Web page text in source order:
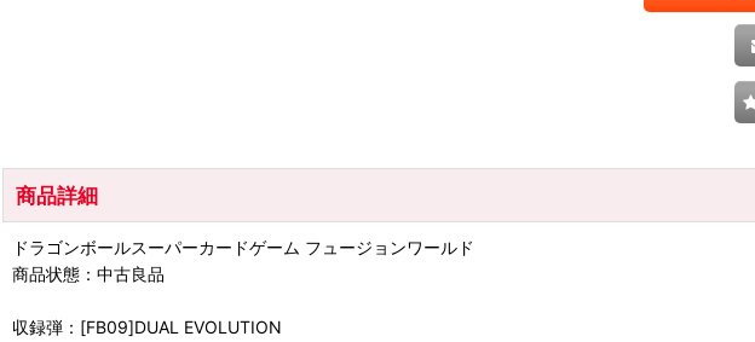
商品詳細
ドラゴンボールスーパーカードゲーム フュージョンワールド
商品状態：中古良品
収録弾：[FB09]DUAL EVOLUTION